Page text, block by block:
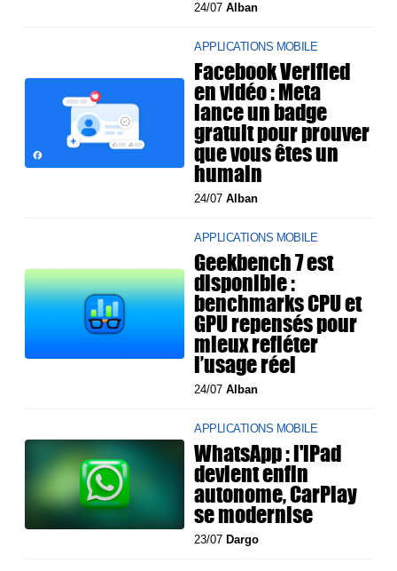
24/07Alban
APPLICATIONS MOBILE
Facebook Verified
en vidéo : Meta
lance un badge
gratuit pour prouver
que vous êtes un
humain
24/07Alban
APPLICATIONS MOBILE
Geekbench 7 est
disponible :
benchmarks CPU et
GPU repensés pour
mieux refléter
l’usage réel
24/07Alban
APPLICATIONS MOBILE
WhatsApp : l'iPad
devient enfin
autonome, CarPlay
se modernise
23/07 Dargo